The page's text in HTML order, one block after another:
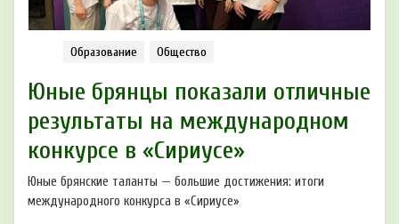
Образование Общество
Юные брянцы показали отличные
результаты на международном
конкурсе в «Сириусе»
Юные брянские таланты — большие достижения: итоги
международного конкурса в «Сириусе»